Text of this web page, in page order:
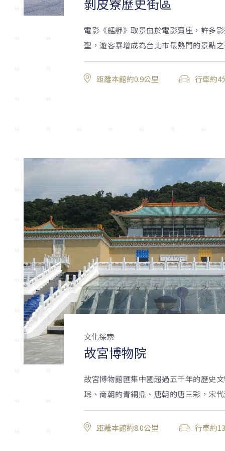
電影《艋舺》取景由於電影賣座，許多
聖，遊客暴增成為台北市最熱門的景點
距離本館約0.9公里 行車約4
文化探索
故宮博物院
故宮博物館匯集中國超過五千年的歷史
琮、商朝的青銅鼎、唐朝的唐三彩，宋
距離本館約8.0公里 行車約